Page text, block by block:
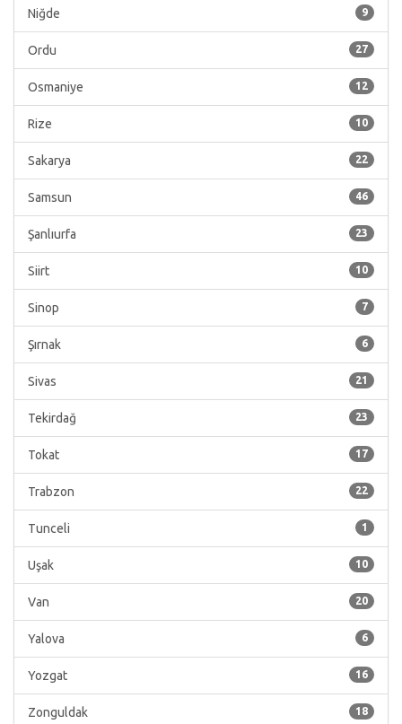
9
Niğde
27
Ordu
12
Osmaniye
10
Rize
22
Sakarya
46
Samsun
23
Şanlıurfa
10
Siirt
7
Sinop
6
Şırnak
21
Sivas
23
Tekirdağ
17
Tokat
22
Trabzon
1
Tunceli
10
Uşak
20
Van
6
Yalova
16
Yozgat
18
Zonguldak